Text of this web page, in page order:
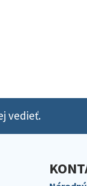
vedieť.